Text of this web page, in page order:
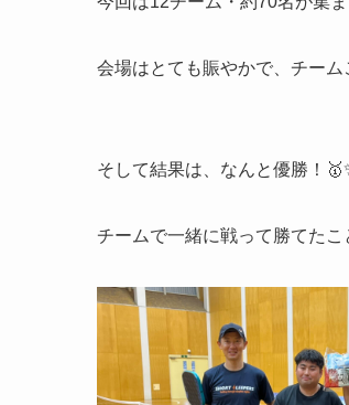
会場はとても賑やかで、チー
そして結果は、なんと優勝！
チームで一緒に戦って勝てた